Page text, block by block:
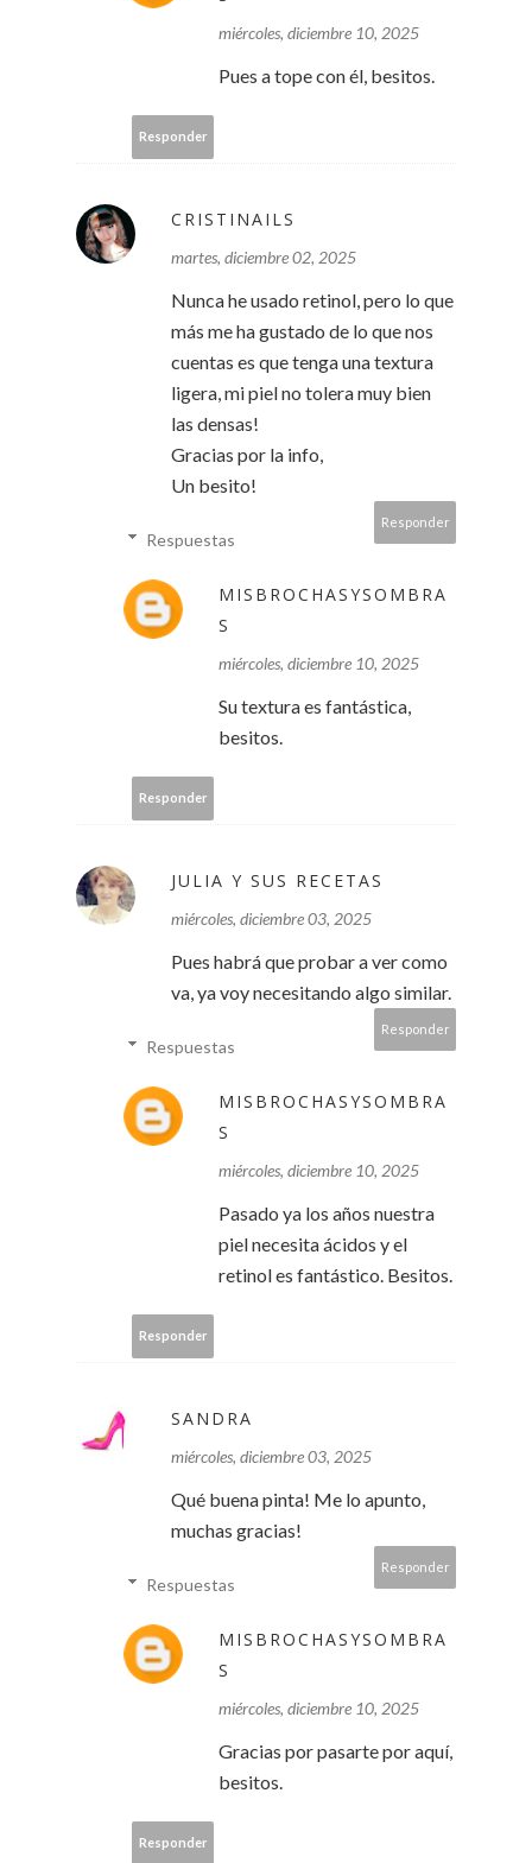
miércoles, diciembre 10, 2025
Pues a tope con él, besitos.
Responder
CRISTINAILS
martes, diciembre 02, 2025
Nunca he usado retinol, pero lo que
más me ha gustado de lo que nos
cuentas es que tenga una textura
ligera, mi piel no tolera muy bien
las densas!
Gracias por la info,
Un besito!
Responder
Respuestas
MISBROCHASYSOMBRA
S
miércoles, diciembre 10, 2025
Su textura es fantástica,
besitos.
Responder
JULIA Y SUS RECETAS
miércoles, diciembre 03, 2025
Pues habrá que probar a ver como
va, ya voy necesitando algo similar.
Responder
Respuestas
MISBROCHASYSOMBRA
S
miércoles, diciembre 10, 2025
Pasado ya los años nuestra
piel necesita ácidos y el
retinol es fantástico. Besitos.
Responder
SANDRA
miércoles, diciembre 03, 2025
Qué buena pinta! Me lo apunto,
muchas gracias!
Responder
Respuestas
MISBROCHASYSOMBRA
S
miércoles, diciembre 10, 2025
Gracias por pasarte por aquí,
besitos.
Responder